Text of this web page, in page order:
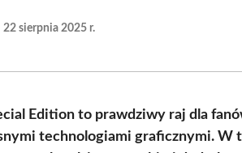
22 sierpnia 2025 r.
Edition to prawdziwy raj dla
technologiami graficznymi. W